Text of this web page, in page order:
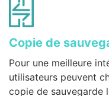
Copie de
Pour une meilleure
utilisateurs peuvent
copie de sauvegarde